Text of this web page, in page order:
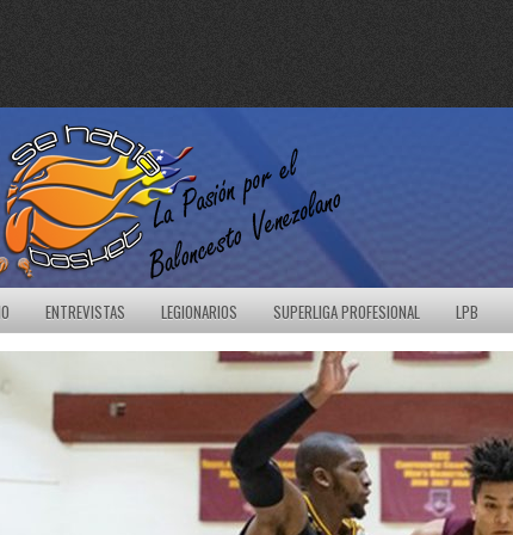
ENTREVISTAS LEGIONARIOS SUPERLIGA PROFESIONAL LPB